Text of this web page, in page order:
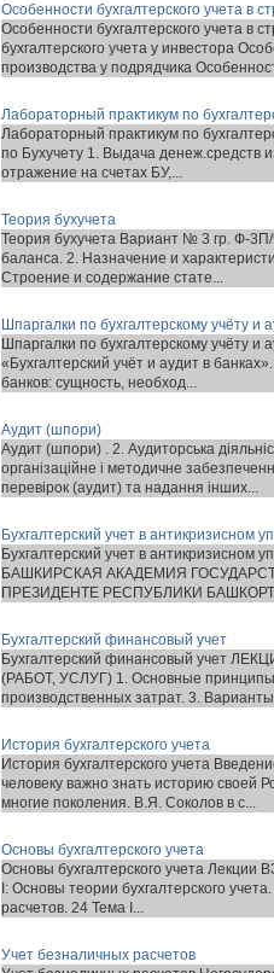
Особенности бухгалтерского учета в
Особенности бухгалтерского учета в
бухгалтерского учета у инвестора
производства у подрядчика
Лабораторный практикум по
Лабораторный практикум по
по Бухучету 1. Выдача денеж.средств
отражение на счетах БУ,...
Теория бухучета
Теория бухучета Вариант № 3 гр. Ф-
баланса. 2. Назначение и
Строение и содержание стате...
Шпаргалки по бухгалтерскому учёту и
Шпаргалки по бухгалтерскому учёту и
«Бухгалтерский учёт и аудит в
банков: сущность, необход...
Аудит (шпори)
Аудит (шпори) . 2. Аудиторська
організаційне і методичне
перевірок (аудит) та надання інших...
Бухгалтерский учет в антикризисном
Бухгалтерский учет в антикризисном
БАШКИРСКАЯ АКАДЕМИЯ
ПРЕЗИДЕНТЕ РЕСПУБЛИКИ
Бухгалтерский финансовый учет
Бухгалтерский финансовый учет
(РАБОТ, УСЛУГ) 1. Основные принципы
производственных затрат. 3.
История бухгалтерского учета
История бухгалтерского учета
человеку важно знать историю своей
многие поколения. В.Я. Соколов в с...
Основы бухгалтерского учета
Основы бухгалтерского учета Лекции
I: Основы теории бухгалтерского
расчетов. 24 Тема I...
Учет безналичных расчетов